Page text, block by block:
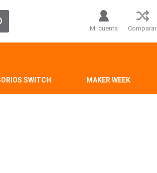
Mi cuenta Comparar
SWITCH MAKER WEEK